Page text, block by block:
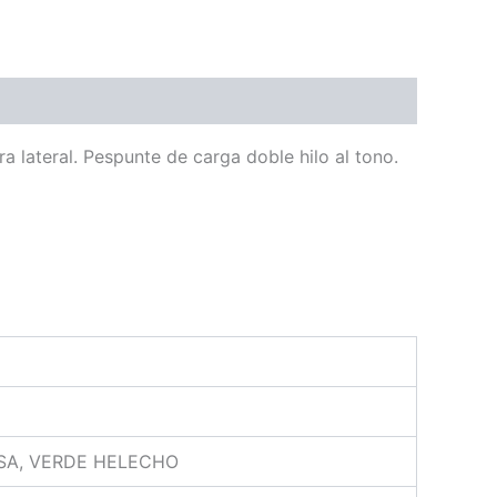
lateral. Pespunte de carga doble hilo al tono.
VERDE HELECHO